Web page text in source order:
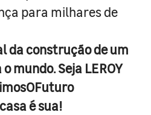
para milhares de
da construção de um
mundo. Seja LEROY
é sua!